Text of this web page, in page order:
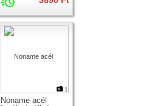
1
Noname acél